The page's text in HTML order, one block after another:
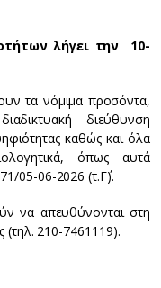
λήγει την 10-
τα νόμιμα προσόντα,
διεύθυνση
καθώς και όλα
όπως αυτά
05-06-2026 (τ.Γ΄).
να απευθύνονται στη
(τηλ. 210-7461119).